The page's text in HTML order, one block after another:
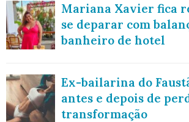
Mariana Xavier fica
se deparar com
banheiro de hotel
Ex-bailarina do
antes e depois de
transformação